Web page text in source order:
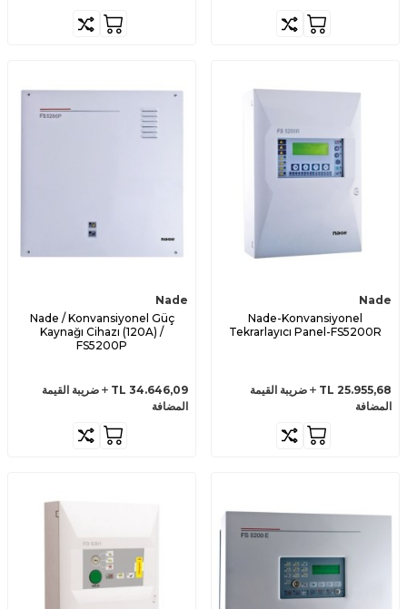
Nade
Nade-Konvansiyonel
Tekrarlayıcı Panel-FS5200R
25.955,68
ضريبة القيمة
المضافة
Nade
Nade / Konvansiyonel Güç
Kaynağı Cihazı (120A) /
FS5200P
34.646,09
ضريبة القيمة
المضافة